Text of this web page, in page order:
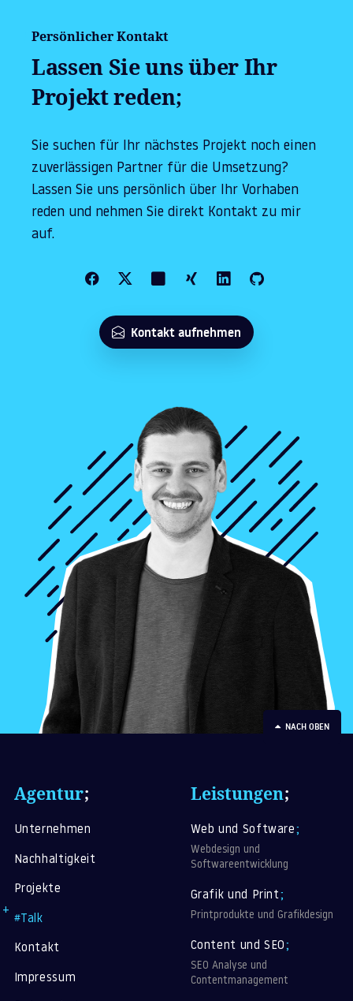
Persönlicher Kontakt
Lassen Sie uns über Ihr
Projekt reden;
Sie suchen für Ihr nächstes Projekt noch einen
zuverlässigen Partner für die Umsetzung?
Lassen Sie uns persönlich über Ihr Vorhaben
reden und nehmen Sie direkt Kontakt zu mir
auf.
Kontakt aufnehmen
NACH OBEN
Agentur;
Unternehmen
Nachhaltigkeit
Projekte
#Talk
Kontakt
Impressum
Leistungen;
Web und Software ;
Webdesign und
Softwareentwicklung
Grafik und Print;
Printprodukte und Grafikdesign
Content und SEO ;
SEO Analyse und
Contentmanagement